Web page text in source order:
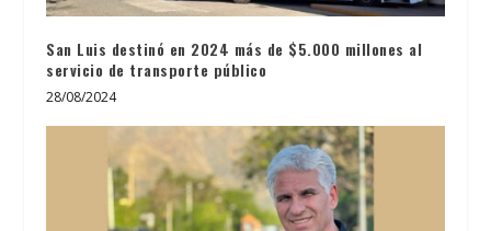
San Luis destinó en 2024 más de $5.000 millones al
servicio de transporte público
28/08/2024